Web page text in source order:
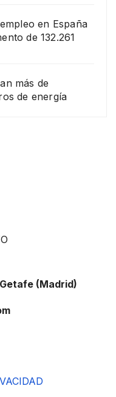
en España
de 132.261
más de
de energía
(Madrid)